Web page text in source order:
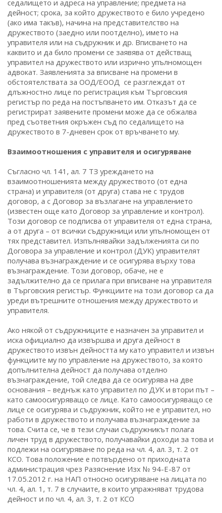
седалището и адреса на управление; предмета на
дейност; срока, за който дружеството е било учредено
(ако има такъв), начина на представителство на
дружеството (заедно или поотделно), името на
управителя или на съдружник и др. Вписването на
каквито и да било промени се заявява от действащ
управител на дружеството или изрично упълномощен
адвокат. Заявленията за вписване на промени в
обстоятелствата за ООД/ЕООД се разглеждат от
длъжностно лице по регистрация към Търговския
регистър по реда на постъпването им. Отказът да се
регистрират заявените промени може да се обжалва
пред съответния окръжен съд по седалището на
дружеството в 7-дневен срок от връчването му.
Взаимоотношения с управителя и осигуряване
Съгласно чл. 141, ал. 7 ТЗ уреждането на
взаимоотношенията между дружеството (от една
страна) и управителя (от друга) става не с трудов
договор, а с Договор за възлагане на управлението
(известен още като Договор за управление и контрол).
Този договор се подписва от управителя от една страна,
а от друга – от всички съдружници или упълномощен от
тях представител. Изпълнявайки задълженията си по
Договора за управление и контрол (ДУК) управителят
получава възнаграждение и се осигурява върху това
възнаграждение. Този договор, обаче, не е
задължително да се прилага при вписване на управителя
в Търговския регистър. Функциите на този договор са да
уреди вътрешните отношения между дружеството и
управителя.
Ако някой от съдружниците е назначен за управител и
иска официално да извършва и друга дейност в
дружеството извън дейността му като управител и извън
функциите му по управление на дружеството, за която
допълнителна дейност да получава отделно
възнаграждение, той следва да се осигурява на две
основания – веднъж като управител по ДУК и втори път –
като самоосигуряващо се лице. Като самоосигуряващо се
лице се осигурява и съдружник, който не е управител, но
работи в дружеството и получава възнаграждение за
това. Счита се, че в тези случаи съдружникът полага
личен труд в дружеството, получавайки доходи за това и
подлежи на осигуряване по реда на чл. 4, ал. 3, т. 2 от
КСО. Това положение е потвърдено от приходната
администрация чрез Разяснение Изх № 94-Е-87 от
17.05.2012 г. на НАП относно осигуряване на лицата по
чл. 4, ал. 1, т. 7 в случаите, в които упражняват трудова
дейност и по чл. 4, ал. 3, т. 2 от КСО